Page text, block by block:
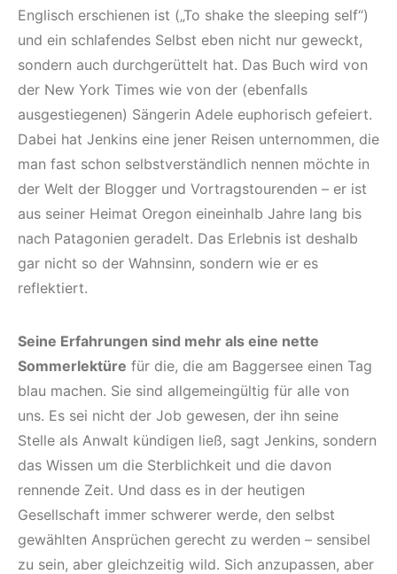
Englisch erschienen ist („To shake the sleeping self“)
und ein schlafendes Selbst eben nicht nur geweckt,
sondern auch durchgerüttelt hat. Das Buch wird von
der New York Times wie von der (ebenfalls
ausgestiegenen) Sängerin Adele euphorisch gefeiert.
Dabei hat Jenkins eine jener Reisen unternommen, die
man fast schon selbstverständlich nennen möchte in
der Welt der Blogger und Vortragstourenden – er ist
aus seiner Heimat Oregon eineinhalb Jahre lang bis
nach Patagonien geradelt. Das Erlebnis ist deshalb
gar nicht so der Wahnsinn, sondern wie er es
reflektiert.
Seine Erfahrungen sind mehr als eine nette
Sommerlektüre für die, die am Baggersee einen Tag
blau machen. Sie sind allgemeingültig für alle von
uns. Es sei nicht der Job gewesen, der ihn seine
Stelle als Anwalt kündigen ließ, sagt Jenkins, sondern
das Wissen um die Sterblichkeit und die davon
rennende Zeit. Und dass es in der heutigen
Gesellschaft immer schwerer werde, den selbst
gewählten Ansprüchen gerecht zu werden – sensibel
zu sein, aber gleichzeitig wild. Sich anzupassen, aber